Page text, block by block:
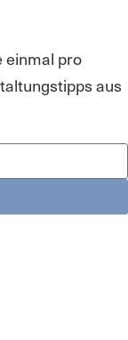
einmal pro
aus